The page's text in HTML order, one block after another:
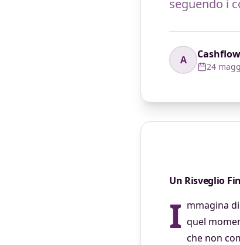
seguendo i
A
24
Un Risveglio
I mmagina
quel
che non